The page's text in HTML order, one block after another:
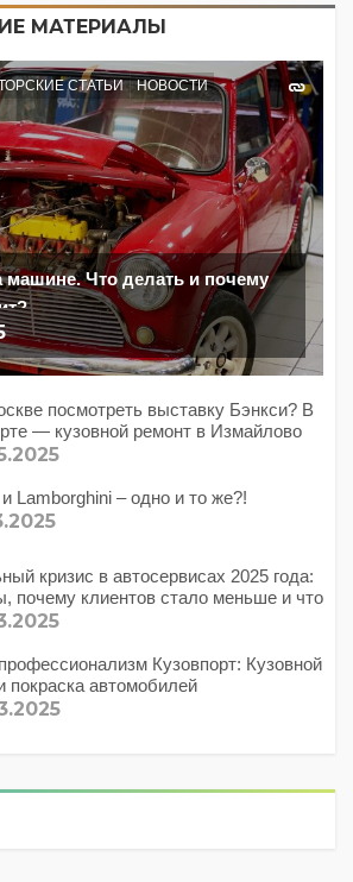
МАТЕРИАЛЫ
СТАТЬИ НОВОСТИ
машине. Что делать и почему
посмотреть выставку Бэнкси? В
— кузовной ремонт в Измайлово
Lamborghini – одно и то же?!
кризис в автосервисах 2025 года:
почему клиентов стало меньше и что
Кузовпорт: Кузовной
покраска автомобилей